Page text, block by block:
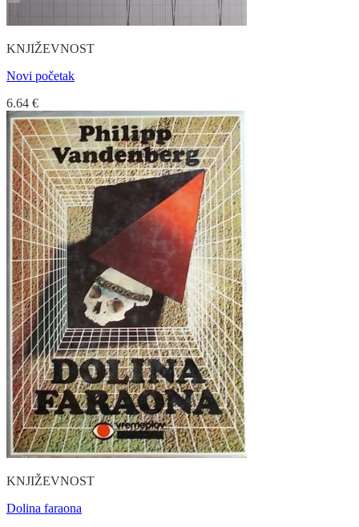
KNJIŽEVNOST
Novi početak
6.64 €
KNJIŽEVNOST
Dolina faraona